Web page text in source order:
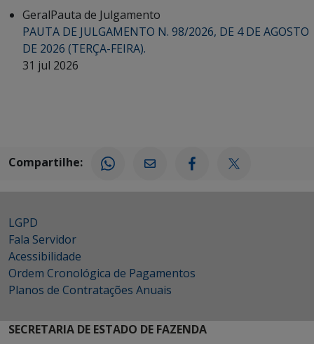
GeralPauta de Julgamento
PAUTA DE JULGAMENTO N. 98/2026, DE 4 DE AGOSTO
DE 2026 (TERÇA-FEIRA).
31 jul 2026
Compartilhe:
LGPD
Fala Servidor
Acessibilidade
Ordem Cronológica de Pagamentos
Planos de Contratações Anuais
SECRETARIA DE ESTADO DE FAZENDA